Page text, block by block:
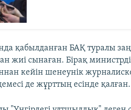
қабылданған БАҚ туралы
жиі сынаған. Бірақ
кейін шенеунік журналиске
де жұрттың есінде қалған.